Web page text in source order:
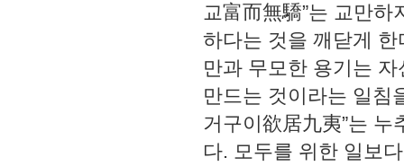
교富而無驕”는 교만
하다는 것을 깨닫게 한
만과 무모한 용기는
만드는 것이라는 일침
거구이欲居九夷”는
다. 모두를 위한 일보